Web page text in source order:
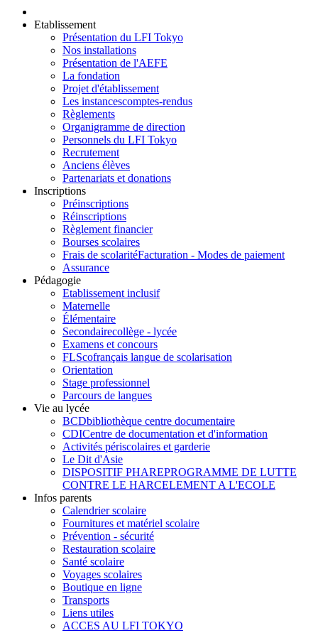
Etablissement
Présentation du LFI Tokyo
Nos installations
Présentation de l'AEFE
La fondation
Projet d'établissement
Les instancescomptes-rendus
Règlements
Organigramme de direction
Personnels du LFI Tokyo
Recrutement
Anciens élèves
Partenariats et donations
Inscriptions
Préinscriptions
Réinscriptions
Règlement financier
Bourses scolaires
Frais de scolaritéFacturation - Modes de paiement
Assurance
Pédagogie
Etablissement inclusif
Maternelle
Élémentaire
Secondairecollège - lycée
Examens et concours
FLScofrançais langue de scolarisation
Orientation
Stage professionnel
Parcours de langues
Vie au lycée
BCDbibliothèque centre documentaire
CDICentre de documentation et d'information
Activités périscolaires et garderie
Le Dit d'Asie
DISPOSITIF PHAREPROGRAMME DE LUTTE
CONTRE LE HARCELEMENT A L'ECOLE
Infos parents
Calendrier scolaire
Fournitures et matériel scolaire
Prévention - sécurité
Restauration scolaire
Santé scolaire
Voyages scolaires
Boutique en ligne
Transports
Liens utiles
ACCES AU LFI TOKYO